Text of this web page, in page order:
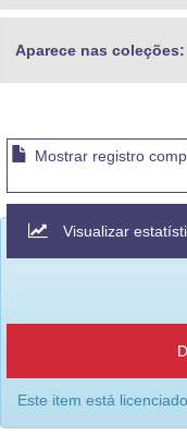
Aparece nas coleções:
Mostrar registro
Visualizar
Este item está